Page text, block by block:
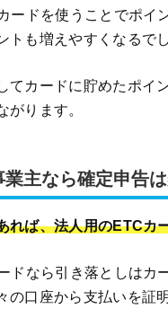
ードを使うことでポイ
トも増えやすくなるでし
てカードに貯めたポイ
がります。
主なら確定申告
れば、法人用のETCカ
ドなら引き落としはカ
の口座から支払いを証